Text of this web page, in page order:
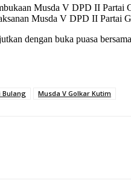
Musda V DPD II
Musda V DPD II
dengan buka puasa
Bulang Musda V Golkar Kutim